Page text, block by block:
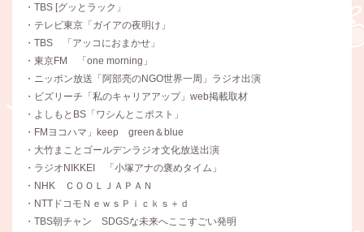
・TBS [グッとラック」
・テレビ東京「ガイアの夜明け」
・TBS 「アッコにおまかせ」
・東京FM 「one morning」
・ニッポン放送「阿部亮のNGO世界一周」ラジオ出演
・ビズリーチ「私のキャリアアップ」web掲載取材
・よしもとBS「ワシんとこポスト」
・FMヨコハマ」keep green＆blue
・大竹まことゴールデンラジオ文化放送出演
・ラジオNIKKEI 「小塚アナの褒めタイム」
・NHK ＣＯＯＬＪＡＰＡＮ
・NTTドコモＮｅｗｓＰｉｃｋｓ＋ｄ
・TBS朝チャン SDGSな未来へここすごい発明